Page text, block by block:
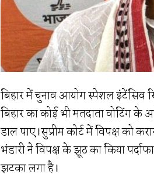
बिहार में चुनाव आयोग स्पेशल इंटेंसिव
बिहार का कोई भी मतदाता वोटिंग के
डाल पाए।सुप्रीम कोर्ट में विपक्ष को
भंडारी ने विपक्ष के झूठ का किया
झटका लगा है।